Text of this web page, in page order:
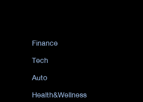
Finance
Tech
Auto
Health&Wellness